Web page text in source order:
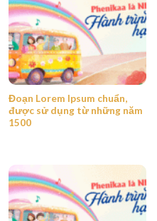
Đoạn Lorem Ipsum chuẩn,
được sử dụng từ những năm
1500